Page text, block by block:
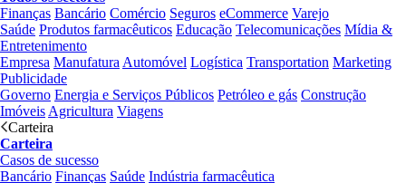
Finanças Bancário Comércio Seguros eCommerce Varejo
Saúde Produtos farmacêuticos Educação Telecomunicações Mídia &
Entretenimento
Empresa Manufatura Automóvel Logística Transportation Marketing
Publicidade
Governo Energia e Serviços Públicos Petróleo e gás Construção
Imóveis Agricultura Viagens
Carteira
Carteira
Casos de sucesso
Bancário Finanças Saúde Indústria farmacêutica